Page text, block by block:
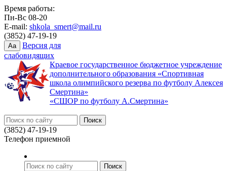
Время работы:
Пн-Вс 08-20
E-mail: shkola_smert@mail.ru
(3852) 47-19-19
Aa
Версия для
слабовидящих
Краевое государственное бюджетное учреждение
дополнительного образования «Спортивная
школа олимпийского резерва по футболу Алексея
Смертина»
«СШОР по футболу А.Смертина»
(3852) 47-19-19
Телефон приемной